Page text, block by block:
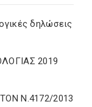
δηλώσεις
2019
Ν.4172/2013